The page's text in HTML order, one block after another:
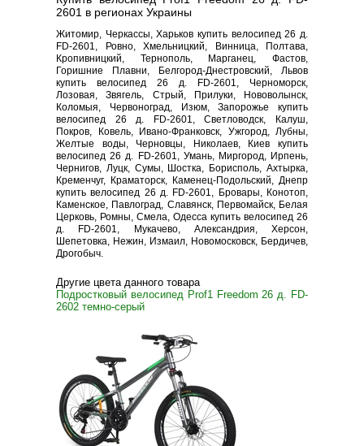
2601 в регионах Украины
Житомир, Черкассы, Харьков купить велосипед 26 д.
FD-2601, Ровно, Хмельницкий, Винница, Полтава,
Кропивницкий, Тернополь, Марганец, Фастов,
Горишние Плавни, Белгород-Днестровский, Львов
купить велосипед 26 д. FD-2601, Черноморск,
Лозовая, Звягель, Стрый, Прилуки, Нововолынск,
Коломыя, Червоноград, Изюм, Запорожье купить
велосипед 26 д. FD-2601, Светловодск, Калуш,
Покров, Ковель, Ивано-Франковск, Ужгород, Лубны,
Желтые воды, Черновцы, Николаев, Киев купить
велосипед 26 д. FD-2601, Умань, Миргород, Ирпень,
Чернигов, Луцк, Сумы, Шостка, Борисполь, Ахтырка,
Кременчуг, Краматорск, Каменец-Подольский, Днепр
купить велосипед 26 д. FD-2601, Бровары, Конотоп,
Каменское, Павлоград, Славянск, Первомайск, Белая
Церковь, Ромны, Смела, Одесса купить велосипед 26
д. FD-2601, Мукачево, Александрия, Херсон,
Шепетовка, Нежин, Измаил, Новомосковск, Бердичев,
Дрогобыч.
Другие цвета данного товара
Подростковый велосипед Prof1 Freedom 26 д. FD-
2602 темно-серый